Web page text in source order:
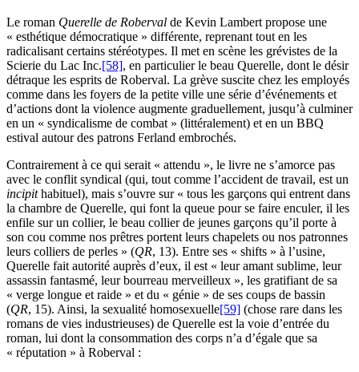
Le roman Querelle de Roberval de Kevin Lambert propose une
« esthétique démocratique » différente, reprenant tout en les
radicalisant certains stéréotypes. Il met en scène les grévistes de la
Scierie du Lac Inc.[58], en particulier le beau Querelle, dont le désir
détraque les esprits de Roberval. La grève suscite chez les employés
comme dans les foyers de la petite ville une série d’événements et
d’actions dont la violence augmente graduellement, jusqu’à culminer
en un « syndicalisme de combat » (littéralement) et en un BBQ
estival autour des patrons Ferland embrochés.
Contrairement à ce qui serait « attendu », le livre ne s’amorce pas
avec le conflit syndical (qui, tout comme l’accident de travail, est un
incipithabituel), mais s’ouvre sur « tous les garçons qui entrent dans
la chambre de Querelle, qui font la queue pour se faire enculer, il les
enfile sur un collier, le beau collier de jeunes garçons qu’il porte à
son cou comme nos prêtres portent leurs chapelets ou nos patronnes
leurs colliers de perles » (QR, 13). Entre ses « shifts » à l’usine,
Querelle fait autorité auprès d’eux, il est « leur amant sublime, leur
assassin fantasmé, leur bourreau merveilleux », les gratifiant de sa
« verge longue et raide » et du « génie » de ses coups de bassin
(QR, 15). Ainsi, la sexualité homosexuelle[59] (chose rare dans les
romans de vies industrieuses) de Querelle est la voie d’entrée du
roman, lui dont la consommation des corps n’a d’égale que sa
« réputation » à Roberval :